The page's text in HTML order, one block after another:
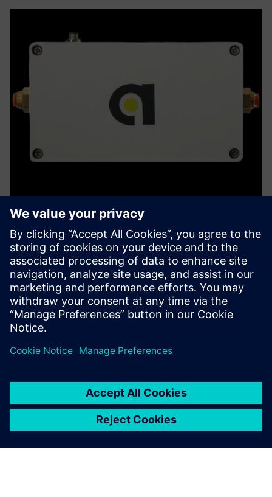
antrumX
AntrumX prati kvalitetu zraka, prvenstveno u kritičnim
okruženjima, i integrira se s BMS-om kako bi optimizirao
ventilaciju radi sigurnosti i uštede energije. Opremljen je
nadzornom pločom za energiju i ventilaciju koja bilježi i ...
Saznajte više